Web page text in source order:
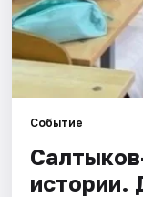
Событие
истории.